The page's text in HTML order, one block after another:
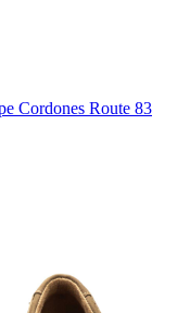
Cordones Route 83